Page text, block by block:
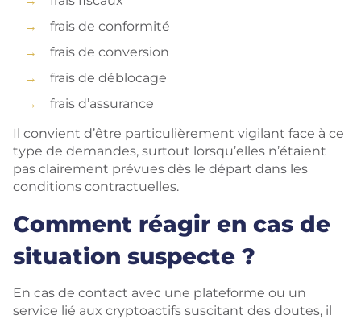
frais de conformité
frais de conversion
frais de déblocage
frais d’assurance
Il convient d’être particulièrement vigilant face à ce
type de demandes, surtout lorsqu’elles n’étaient
pas clairement prévues dès le départ dans les
conditions contractuelles.
Comment réagir en cas de
situation suspecte ?
En cas de contact avec une plateforme ou un
service lié aux cryptoactifs suscitant des doutes, il